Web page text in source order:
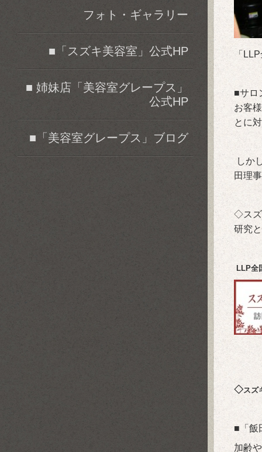
「
■サロ
お客
とに
しか
田理
◇スズ
研究
LLP
◇スズ
■「飯
加齢
フォト・ギャラリー
■「スズキ美容室」公式HP
■ 姉妹店「美容室グレープス」
公式HP
■「美容室グレープス」ブログ